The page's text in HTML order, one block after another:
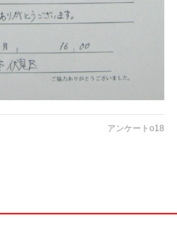
アンケートo18